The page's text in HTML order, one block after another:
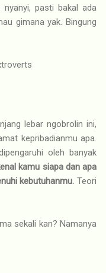
nyanyi, pasti bakal ada
gimana yak. Bingung
lebar ngobrolin ini,
kepribadianmu apa.
oleh banyak
kamu siapa dan apa
kebutuhanmu. Teori
sekali kan? Namanya